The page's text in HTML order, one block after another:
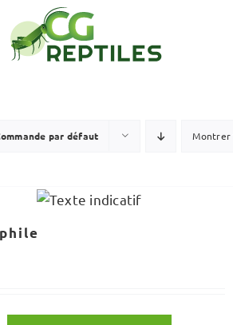
par défaut Montrer